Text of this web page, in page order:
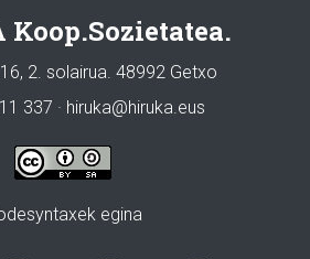
Koop.Sozietatea.
2. solairua. 48992 Getxo
337 · hiruka@hiruka.eus
egina